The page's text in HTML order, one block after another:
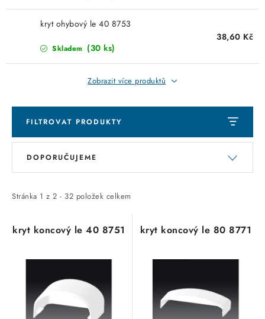
KABELY
ŽÁROVKY
FOTOVOLTAIKA
OHŘÍVAČE VODY
CHYTRÁ DOMÁCNOST
SVÍTIDLA domovní
LED osvětlení
SVÍTIDLA technická
kryt ohybový le 40 8753
Skladem (30 ks)
38,60 Kč
Zobrazit více produktů
FILTROVAT PRODUKTY
V
i
p
Stránka 1 z 2 - 32 položek celkem
Ř
e
í
DOPORUČUJEME
kryt koncový le 40 8751 kryt koncový le 80 8771